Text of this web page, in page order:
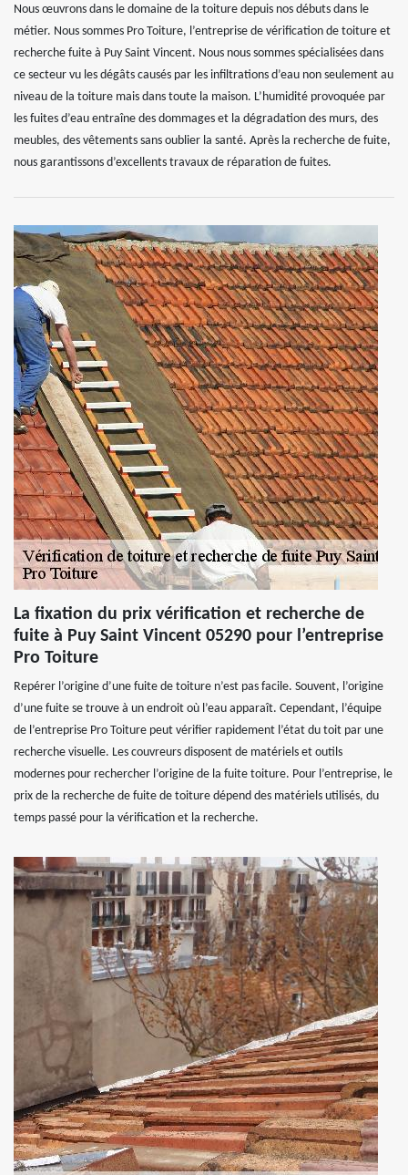
Nous œuvrons dans le domaine de la toiture depuis nos débuts dans le
métier. Nous sommes Pro Toiture, l’entreprise de vérification de toiture et
recherche fuite à Puy Saint Vincent. Nous nous sommes spécialisées dans
ce secteur vu les dégâts causés par les infiltrations d’eau non seulement au
niveau de la toiture mais dans toute la maison. L’humidité provoquée par
les fuites d’eau entraîne des dommages et la dégradation des murs, des
meubles, des vêtements sans oublier la santé. Après la recherche de fuite,
nous garantissons d’excellents travaux de réparation de fuites.
La fixation du prix vérification et recherche de
fuite à Puy Saint Vincent 05290 pour l’entreprise
Pro Toiture
Repérer l’origine d’une fuite de toiture n’est pas facile. Souvent, l’origine
d’une fuite se trouve à un endroit où l’eau apparaît. Cependant, l’équipe
de l’entreprise Pro Toiture peut vérifier rapidement l’état du toit par une
recherche visuelle. Les couvreurs disposent de matériels et outils
modernes pour rechercher l’origine de la fuite toiture. Pour l’entreprise, le
prix de la recherche de fuite de toiture dépend des matériels utilisés, du
temps passé pour la vérification et la recherche.